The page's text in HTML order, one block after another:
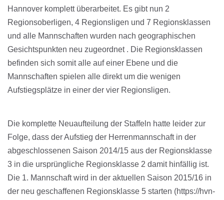
Hannover komplett überarbeitet. Es gibt nun 2
Regionsoberligen, 4 Regionsligen und 7 Regionsklassen
und alle Mannschaften wurden nach geographischen
Gesichtspunkten neu zugeordnet . Die Regionsklassen
befinden sich somit alle auf einer Ebene und die
Mannschaften spielen alle direkt um die wenigen
Aufstiegsplätze in einer der vier Regionsligen.
Die komplette Neuaufteilung der Staffeln hatte leider zur
Folge, dass der Aufstieg der Herrenmannschaft in der
abgeschlossenen Saison 2014/15 aus der Regionsklasse
3 in die ursprüngliche Regionsklasse 2 damit hinfällig ist.
Die 1. Mannschaft wird in der aktuellen Saison 2015/16 in
der neu geschaffenen Regionsklasse 5 starten (https://hvn-